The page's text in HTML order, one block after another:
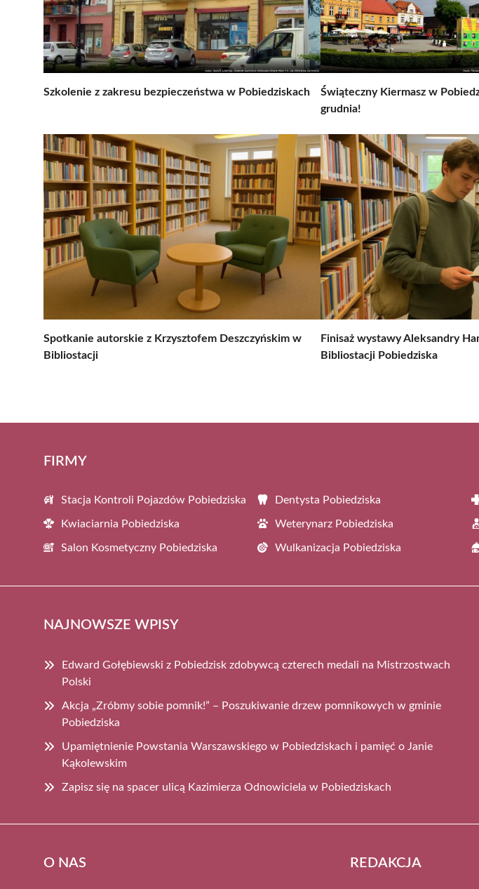
Szkolenie z zakresu bezpieczeństwa w Pobiedziskach
Świąteczny Kiermasz w
grudnia!
Spotkanie autorskie z Krzysztofem Deszczyńskim w
Bibliostacji
Finisaż wystawy Aleksandry
Bibliostacji Pobiedziska
FIRMY
Stacja Kontroli Pojazdów Pobiedziska Dentysta Pobiedziska
Kwiaciarnia Pobiedziska Weterynarz Pobiedziska
Salon Kosmetyczny Pobiedziska Wulkanizacja Pobiedziska
NAJNOWSZE WPISY
Edward Gołębiewski z Pobiedzisk zdobywcą czterech medali na Mistrzostwach
Polski
Akcja „Zróbmy sobie pomnik!” – Poszukiwanie drzew pomnikowych w gminie
Pobiedziska
Upamiętnienie Powstania Warszawskiego w Pobiedziskach i pamięć o Janie
Kąkolewskim
Zapisz się na spacer ulicą Kazimierza Odnowiciela w Pobiedziskach
O NAS REDAKCJA